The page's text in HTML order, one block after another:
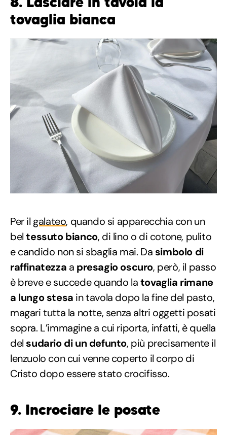
tovaglia bianca
Per il galateo, quando si apparecchia con un
beltessuto bianco, di lino o di cotone, pulito
e candido non si sbaglia mai. Da simbolo di
raffinatezza a presagio oscuro, però, il passo
è breve e succede quando latovaglia rimane
a lungo stesa in tavola dopo la fine del pasto,
magari tutta la notte, senza altri oggetti posati
sopra. L’immagine a cui riporta, infatti, è quella
del sudario di un defunto, più precisamente il
lenzuolo con cui venne coperto il corpo di
Cristo dopo essere stato crocifisso.
9. Incrociare le posate